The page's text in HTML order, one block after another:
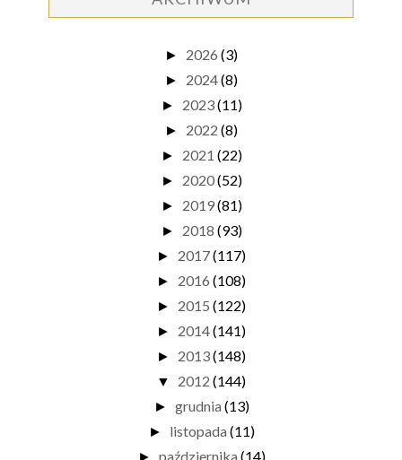
► 2026 (3)
► 2024(8)
► 2023(11)
► 2022 (8)
► 2021 (22)
► 2020(52)
► 2019(81)
► 2018 (93)
► 2017(117)
► 2016 (108)
► 2015 (122)
► 2014(141)
► 2013(148)
▼ 2012 (144)
► grudnia (13)
► listopada (11)
października (14)